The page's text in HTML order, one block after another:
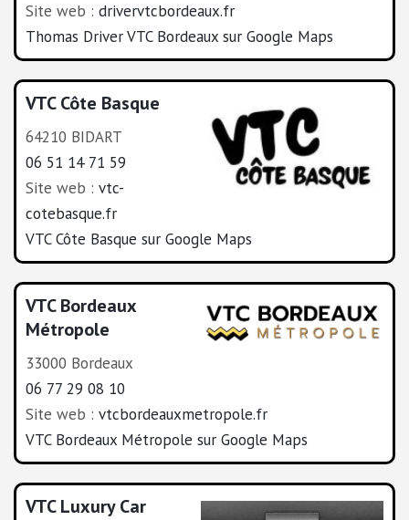
Site web : drivervtcbordeaux.fr
Thomas Driver VTC Bordeaux sur Google Maps
VTC Côte Basque
64210 BIDART
06 51 14 71 59
Site web : vtc-
cotebasque.fr
VTC Côte Basque sur Google Maps
VTC Bordeaux
Métropole
33000 Bordeaux
06 77 29 08 10
Site web : vtcbordeauxmetropole.fr
VTC Bordeaux Métropole sur Google Maps
VTC Luxury Car